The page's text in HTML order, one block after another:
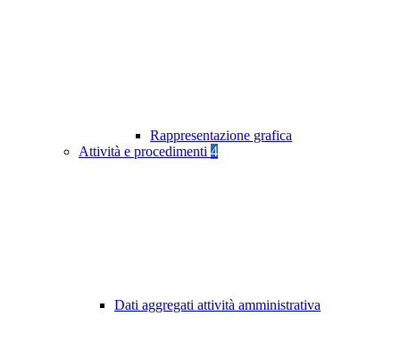
Rappresentazione grafica
Attività e procedimenti 4
Dati aggregati attività amministrativa